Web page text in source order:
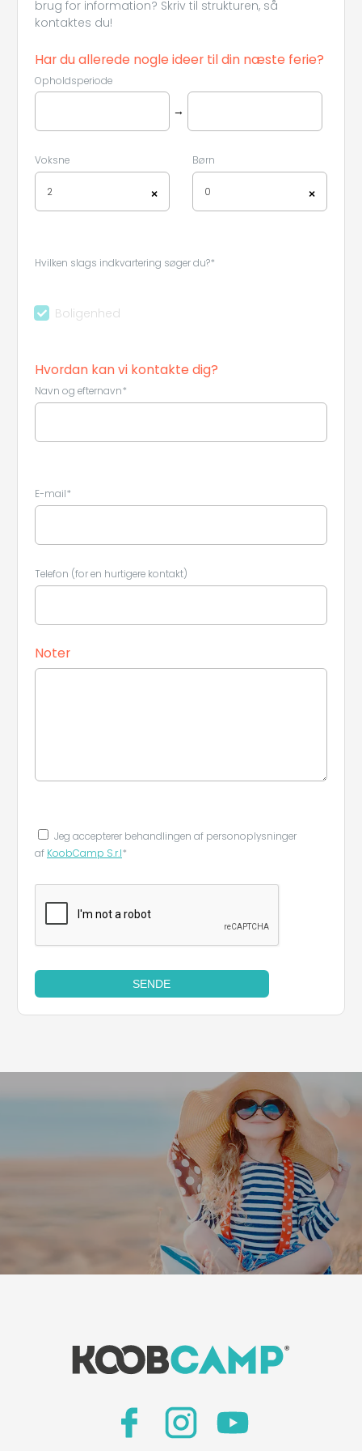
brug for information? Skriv til strukturen, så
kontaktes du!
Har du allerede nogle ideer til din næste ferie?
Opholdsperiode
→
Voksne
×
2
Børn
×
0
Hvilken slags indkvartering søger du?*
Boligenhed
Hvordan kan vi kontakte dig?
Navn og efternavn*
E-mail*
Telefon (for en hurtigere kontakt)
Noter
Jeg accepterer behandlingen af ​​personoplysninger
af KoobCamp S.r.l*
SENDE